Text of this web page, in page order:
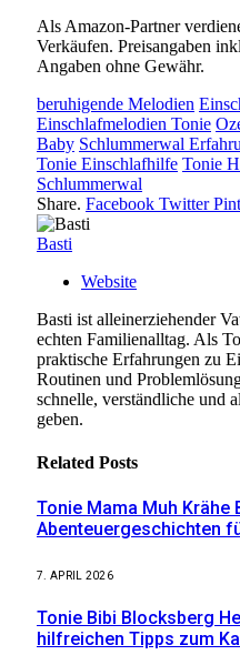
Als Amazon-Partner
Verkäufen. Preisangaben
Angaben ohne Gewähr.
beruhigende Melodien
Einschlafmelodien Tonie
Baby Schlummerwal
Tonie Einschlafhilfe Tonie
Schlummerwal
Share. Facebook Twitter
Basti
Website
Basti ist alleinerziehender
echten Familienalltag. Als
praktische Erfahrungen zu
Routinen und
schnelle, verständliche und
geben.
Related Posts
Tonie Mama Muh Krähe
Abenteuergeschichten
7. APRIL 2026
Tonie Bibi Blocksberg
hilfreichen Tipps zum